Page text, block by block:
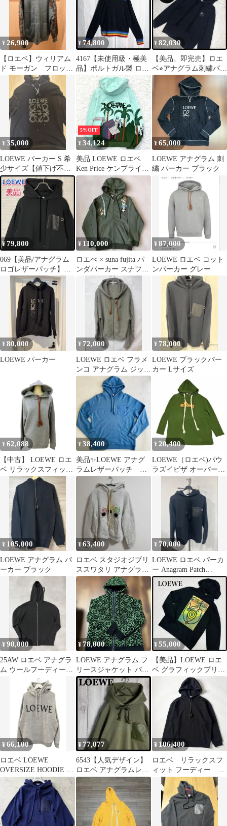
¥ 26,900
【ロエベ】ウィリアム
ド モーガン フロッグ
パーカー
¥ 74,800
4167【未使用級・極美
品】ポルトガル製 ロエ
ベ レインボーロゴ ジッ
プパーカー
¥82,030
【美品、即完売】ロエ
ベ⭐︎アナグラム刺繍パー
カー大人気カラーブラ
¥35,000
LOEWE パーカー S 希
少サイズ【値下げ不
可】
5%OFF
¥34,124
美品 LOEWE ロエベ
Ken Price ケンプライス
イースター島 コラボ パ
ーカー フーディ プルオ
ーバー スウェット コッ
トン ミントグリーン ラ
イトグリーン アパレル
トップス S897Y25X01
限定 春夏 アート メン
ズ レディース
¥65,000
LOEWE アナグラム 刺
繍 パーカー ブラック
¥79,800
069【美品/アナグラム
ロゴレザーパッチ】ロ
エベ パーカー ブラック
大人気商品
¥ 110,000
ロエべ × suna fujita パ
ンダパーカー スナフジ
タ 緑 グリーン
¥87,000
LOEWE ロエベ コット
ンパーカー グレー
¥80,000
LOEWE パーカー
¥ 72,000
LOEWE ロエベ フラメ
ンコ アナグラム ジップ
パーカー グレー XS 裏
¥ 78,000
LOEWE ブラックパー
カー Lサイズ
¥ 62,088
【中古】 LOEWE ロエ
ベ リラックスフィット
フーディ グレーメラン
ジ メンズ Mサイズ 現
行品 グレー パーカー
上品 高級感 カジュアル
定番 人気モデル
A2603271 【無料ギフト
ラッピング承ります】
¥38,400
美品✨LOEWE アナグ
ラムレザーパッチ パ
ーカー M【確実正規
¥ 20,400
LOEWE（ロエベ)パウ
ラズイビザ オーバーサ
イズ パーカー グリーン
¥ 105,000
LOEWE アナグラム パ
ーカー ブラック
¥63,400
ロエベ スタジオジブリ
ススワタリ アナグラム
フーディー パーカー M
¥ 70,000
LOEWE ロエベ パーカ
ー Anagram Patch
Hoodie
¥90,000
25AW ロエベ アナグラ
ム ウールフーディー
H526Y16K84
¥78,000
LOEWE アナグラム フ
リースジャケット パー
カー ロエベ
¥55,000
【美品】LOEWE ロエ
ベ グラフィックプリン
ト プルオーバー パーカ
¥66,100
ロエベ LOEWE
OVERSIZE HOODIE ロ
ゴプリント パーカー M
グレー H526Y25X36 長
袖 プルオーバー トップ
ス ☆AA★
¥ 77,077
6543【人気デザイン】
ロエベ アナグラムレザ
ーポケット付きパーカ
ー グリーン
¥ 106,400
ロエベ リラックスフ
ィット フーディー パ
ーカー ノット ブラ
ック Lサイズ